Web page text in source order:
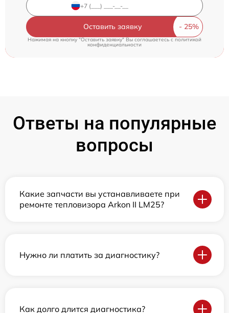
Оставить заявку
Нажимая на кнопку "Оставить заявку" Вы соглашаетесь c политикой
конфиденциальности
Ответы на популярные
вопросы
Какие запчасти вы устанавливаете при
ремонте тепловизора Arkon II LM25?
Нужно ли платить за диагностику?
Как долго длится диагностика?